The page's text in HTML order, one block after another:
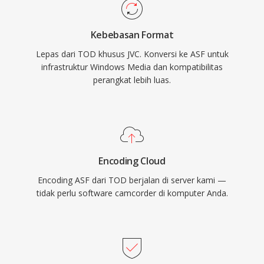
HD yang perlu mengakses, mengedit, atau
mengonversi rekaman mereka menggunakan
dukungan bawaan untuk manajemen hak
digital, yang menjadikan ASF pilihan populer
untuk distribusi konten komersial pada masa-
masa awal media online. Kontainer ini
menangani beberapa stream tersinkronisasi,
termasuk video, audio, perintah skrip, dan
modern dalam banyak kasus penggunaan,
media Windows lawas dan lingkungan
enterprise yang mengandalkan infrastruktur
Kebebasan Format
Lepas dari TOD khusus JVC. Konversi ke ASF untuk
infrastruktur Windows Media dan kompatibilitas
perangkat lebih luas.
Encoding Cloud
Encoding ASF dari TOD berjalan di server kami —
tidak perlu software camcorder di komputer Anda.